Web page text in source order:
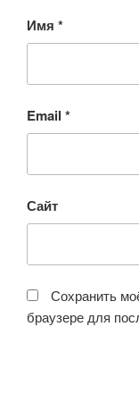
Имя *
Email *
Сайт
Сохранить
браузере для